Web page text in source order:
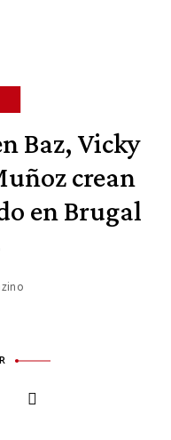
Baz, Vicky
crean
en Brugal